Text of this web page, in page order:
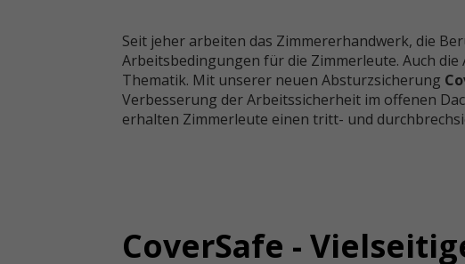
Seit jeher arbeiten das Zimmererhandwerk, die
Arbeitsbedingungen für die Zimmerleute. Auch
Thematik. Mit unserer neuen Absturzsicherung
Verbesserung der Arbeitssicherheit im offenen
erhalten Zimmerleute einen tritt- und
CoverSafe -